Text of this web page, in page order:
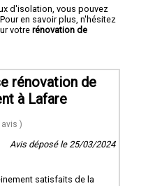
d'isolation, vous pouvez
en savoir plus, n'hésitez
votre rénovation de
rénovation de
à Lafare
avis )
Avis déposé le 25/03/2024
satisfaits de la